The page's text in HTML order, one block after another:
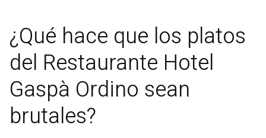
¿Qué hace que los platos
del Restaurante Hotel
Gaspà Ordino sean
brutales?